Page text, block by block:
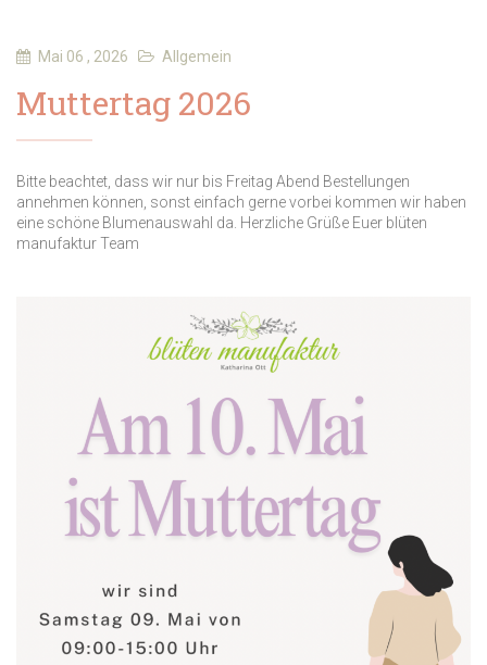
Mai 06 , 2026 Allgemein
Muttertag 2026
Bitte beachtet, dass wir nur bis Freitag Abend Bestellungen
annehmen können, sonst einfach gerne vorbei kommen wir haben
eine schöne Blumenauswahl da. Herzliche Grüße Euer blüten
manufaktur Team